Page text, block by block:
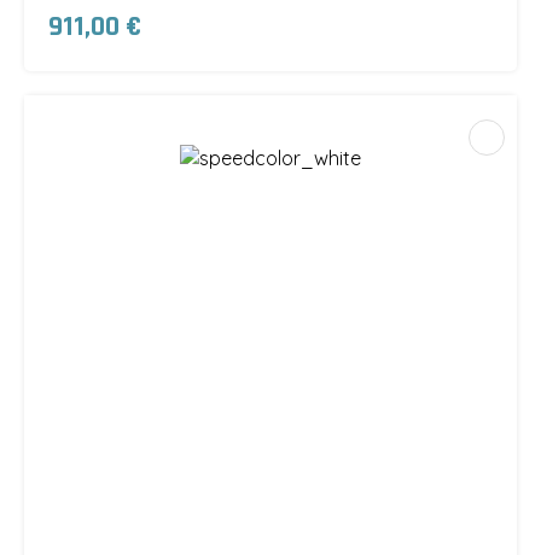
911,00 €